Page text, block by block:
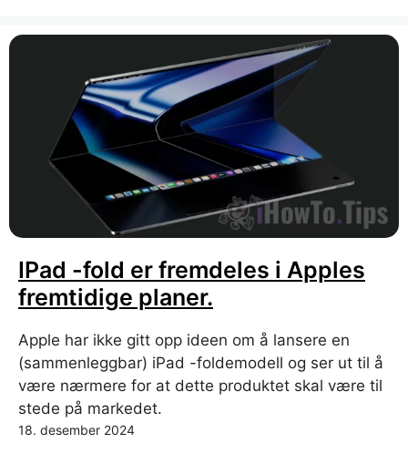
IPad -fold er fremdeles i Apples
fremtidige planer.
Apple har ikke gitt opp ideen om å lansere en
(sammenleggbar) iPad -foldemodell og ser ut til å
være nærmere for at dette produktet skal være til
stede på markedet.
18. desember 2024